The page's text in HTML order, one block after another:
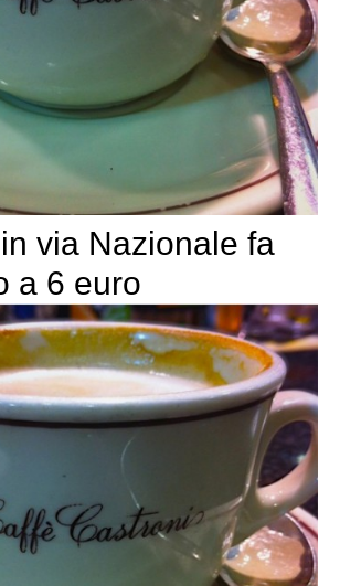
via Nazionale fa
a 6 euro